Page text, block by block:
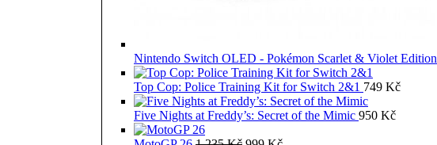
Nintendo Switch OLED - Pokémon Scarlet & Violet Edition
Top Cop: Police Training Kit for Switch 2&1 749 Kč
Five Nights at Freddy’s: Secret of the Mimic 950 Kč